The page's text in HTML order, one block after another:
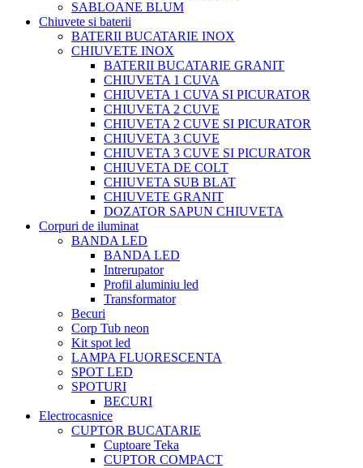
SABLOANE BLUM
Chiuvete si baterii
BATERII BUCATARIE INOX
CHIUVETE INOX
BATERII BUCATARIE GRANIT
CHIUVETA 1 CUVA
CHIUVETA 1 CUVA SI PICURATOR
CHIUVETA 2 CUVE
CHIUVETA 2 CUVE SI PICURATOR
CHIUVETA 3 CUVE
CHIUVETA 3 CUVE SI PICURATOR
CHIUVETA DE COLT
CHIUVETA SUB BLAT
CHIUVETE GRANIT
DOZATOR SAPUN CHIUVETA
Corpuri de iluminat
BANDA LED
BANDA LED
Intrerupator
Profil aluminiu led
Transformator
Becuri
Corp Tub neon
Kit spot led
LAMPA FLUORESCENTA
SPOT LED
SPOTURI
BECURI
Electrocasnice
CUPTOR BUCATARIE
Cuptoare Teka
CUPTOR COMPACT